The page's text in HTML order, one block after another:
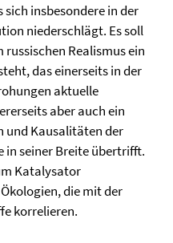
insbesondere in der
niederschlägt. Es soll
Realismus ein
das einerseits in der
aktuelle
aber auch ein
und Kausalitäten der
in seiner Breite übertrifft.
Katalysator
die mit der
korrelieren.